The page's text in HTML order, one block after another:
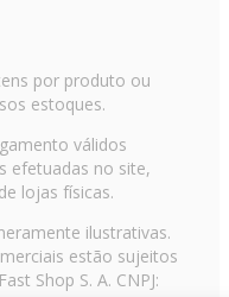
por produto ou
estoques.
válidos
efetuadas no site,
lojas físicas.
ilustrativas.
estão sujeitos
Shop S. A. CNPJ: